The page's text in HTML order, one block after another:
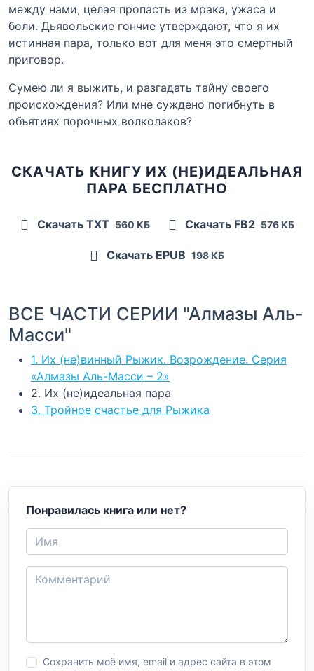
между нами, целая пропасть из мрака, ужаса и
боли. Дьявольские гончие утверждают, что я их
истинная пара, только вот для меня это смертный
приговор.
Сумею ли я выжить, и разгадать тайну своего
происхождения? Или мне суждено погибнуть в
объятиях порочных волколаков?
СКАЧАТЬ КНИГУ ИХ (НЕ)ИДЕАЛЬНАЯ
ПАРА БЕСПЛАТНО
Скачать TXT 560 КБ Скачать FB2 576 КБ
Скачать EPUB 198 КБ
ВСЕ ЧАСТИ СЕРИИ "Алмазы Аль-
Масси"
1. Их (не)винный Рыжик. Возрождение. Серия
«Алмазы Аль-Масси – 2»
2. Их (не)идеальная пара
3. Тройное счастье для Рыжика
Понравилась книга или нет?
Сохранить моё имя, email и адрес сайта в этом